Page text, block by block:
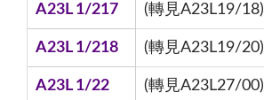
A23L 1/217 (轉見A23L19/18)
A23L 1/218 (轉見A23L19/20)
A23L 1/22 (轉見A23L27/00)